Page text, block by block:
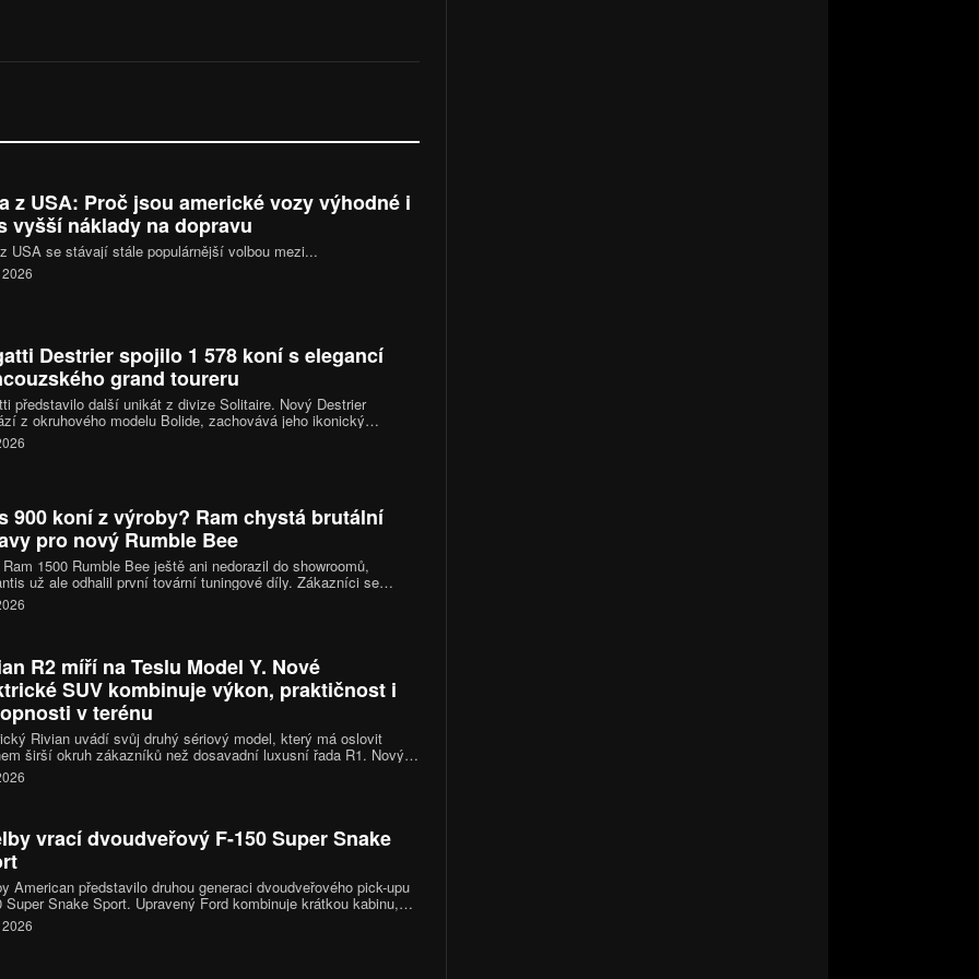
z USA: Proč jsou americké vozy výhodné i
vyšší náklady na dopravu
USA se stávají stále populárnější volbou mezi...
Destrier spojilo 1 578 koní s elegancí
grand toureru
představilo další unikát z divize Solitaire. Nový Destrier
z okruhového modelu Bolide, zachovává jeho ikonický
o výkonu 1 578 koní, ale místo čistě závodního
sází na vytříbený design, luxusní interiér a exkluzivitu
900 koní z výroby? Ram chystá brutální
pro nový Rumble Bee
1500 Rumble Bee ještě ani nedorazil do showroomů,
už ale odhalil první tovární tuningové díly. Zákazníci se
těšit na kompresorové kity, sportovní podvozky i nové výfukové
Vrcholná verze SRT se díky nim dostane přes hranici 900
R2 míří na Teslu Model Y. Nové
SUV kombinuje výkon, praktičnost i
v terénu
Rivian uvádí svůj druhý sériový model, který má oslovit
širší okruh zákazníků než dosavadní luxusní řada R1. Nový
R2 přináší kompaktnější rozměry, výkon 656 koní, dojezd až
a ambice stát se jedním z nejzajímavějších elektrických
vrací dvoudveřový F-150 Super Snake
American představilo druhou generaci dvoudveřového pick-upu
Super Snake Sport. Upravený Ford kombinuje krátkou kabinu,
osmiválec a podvozek zaměřený na rychlou jízdu po silnici.
kompresorem nabídne výkon přes 810 koní, vznikne